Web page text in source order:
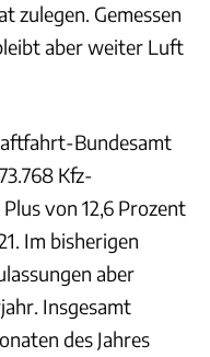
zulegen. Gemessen
aber weiter Luft
Bundesamt
Kfz-
von 12,6 Prozent
Im bisherigen
aber
Insgesamt
des Jahres